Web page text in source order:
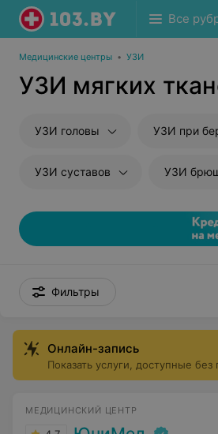
Все
Медицинские центры • УЗИ
УЗИ мягких
УЗИ головы УЗИ при
УЗИ суставов УЗИ брюшной
Фильтры
Онлайн-запись
Показать услуги, доступные
МЕДИЦИНСКИЙ ЦЕНТР